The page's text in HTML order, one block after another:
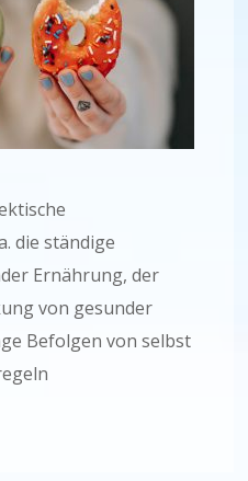
die ständige
Ernährung, der
von gesunder
Befolgen von selbst